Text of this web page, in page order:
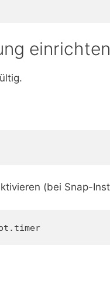
einrichten
(bei Snap-